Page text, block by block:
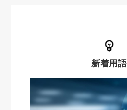
新着用語